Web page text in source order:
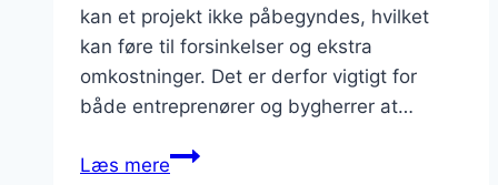
kan et projekt ikke påbegyndes, hvilket
kan føre til forsinkelser og ekstra
omkostninger. Det er derfor vigtigt for
både entreprenører og bygherrer at…
Læs mereHvordan